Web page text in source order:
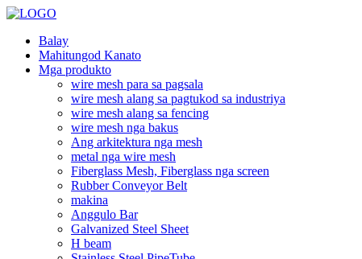
Balay
Mahitungod Kanato
Mga produkto
wire mesh para sa pagsala
wire mesh alang sa pagtukod sa industriya
wire mesh alang sa fencing
wire mesh nga bakus
Ang arkitektura nga mesh
metal nga wire mesh
Fiberglass Mesh, Fiberglass nga screen
Rubber Conveyor Belt
makina
Anggulo Bar
Galvanized Steel Sheet
H beam